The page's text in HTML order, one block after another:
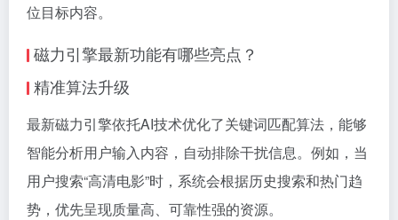
位目标内容。
磁力引擎最新功能有哪些亮点？
精准算法升级
最新磁力引擎依托AI技术优化了关键词匹配算法，能够
智能分析用户输入内容，自动排除干扰信息。例如，当
用户搜索“高清电影”时，系统会根据历史搜索和热门趋
势，优先呈现质量高、可靠性强的资源。